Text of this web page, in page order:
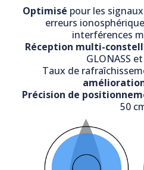
Optimisé pour les
erreurs
interférences
Réception multi-
GLONASS
Taux de
Précision de
50